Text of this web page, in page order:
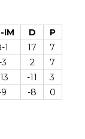
IM D
P
1 17
7
2
7
-11
3
-8 0